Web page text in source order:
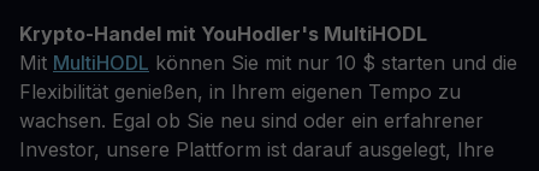
Krypto-Handel mit YouHodler's MultiHODL
Mit MultiHODL können Sie mit nur 10 $ starten und die
Flexibilität genießen, in Ihrem eigenen Tempo zu
wachsen. Egal ob Sie neu sind oder ein erfahrener
Investor, unsere Plattform ist darauf ausgelegt, Ihre